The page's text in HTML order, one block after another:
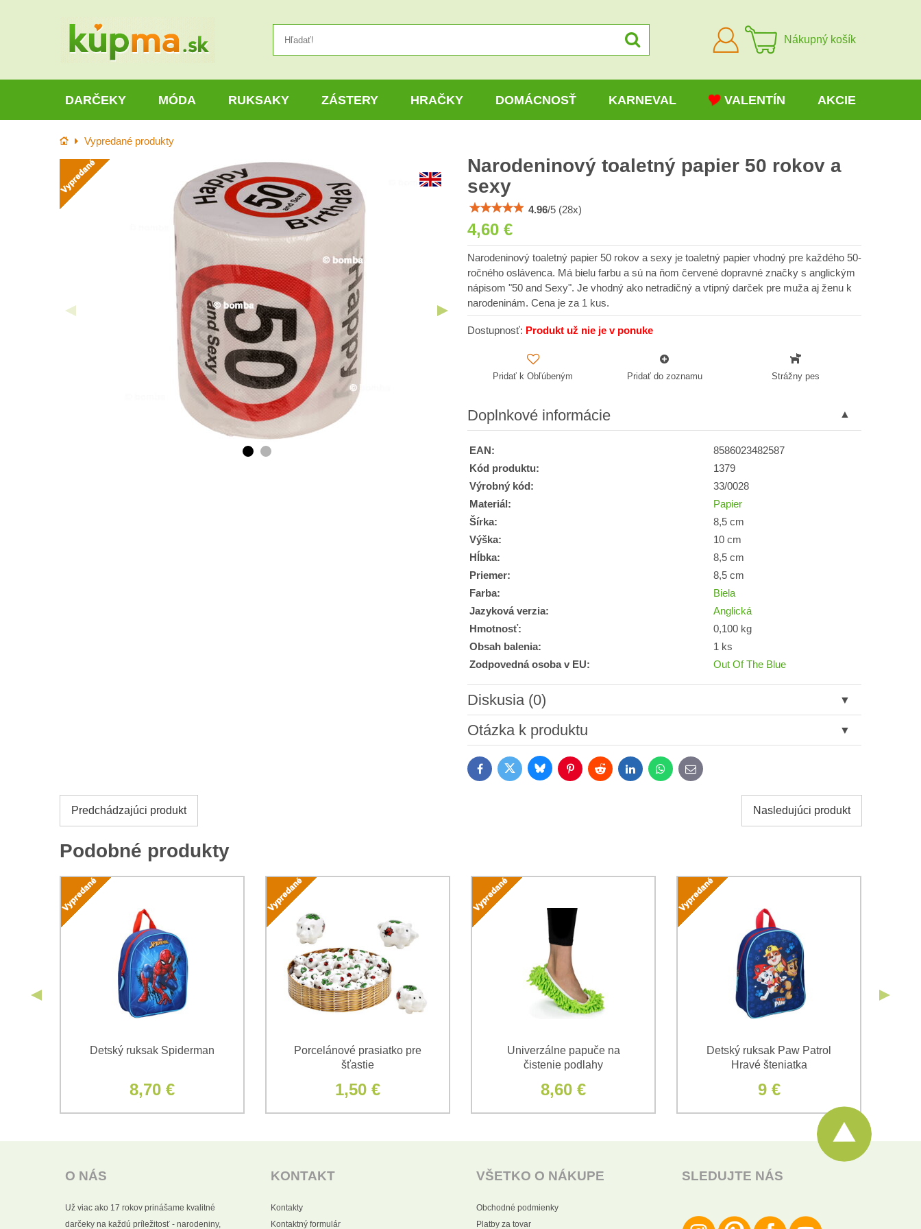
Prihlásiť
sa
Nákupný košík
DARČEKY MÓDA RUKSAKY ZÁSTERY HRAČKY DOMÁCNOSŤ KARNEVAL VALENTÍN AKCIE
Úvod Vypredané produkty
Narodeninový toaletný papier 50 rokov a
sexy
4.96/5 (28x)
4,60 €
Narodeninový toaletný papier 50 rokov a sexy je toaletný papier vhodný pre každého 50-
ročného oslávenca. Má bielu farbu a sú na ňom červené dopravné značky s anglickým
nápisom "50 and Sexy". Je vhodný ako netradičný a vtipný darček pre muža aj ženu k
narodeninám. Cena je za 1 kus.
Dostupnosť: Produkt už nie je v ponuke
Pridať k Obľúbeným Pridať do zoznamu Strážny pes
Doplnkové informácie
EAN:
8586023482587
Kód produktu:
1379
Výrobný kód:
33/0028
Materiál:
Papier
Šírka:
8,5 cm
Výška:
10 cm
Hĺbka:
8,5 cm
Priemer:
8,5 cm
Farba:
Biela
Jazyková verzia:
Anglická
Hmotnosť:
0,100 kg
Obsah balenia:
1 ks
Zodpovedná osoba v EU:
Out Of The Blue
Diskusia (0)
Nový komentár
Oboznámil som sa s podmienkamiOchrany osobných údajovspoločnosti Bomba s.r.o.
(Povinné)
Otázka k produktu
(Povinné)
FacebookTwitter BlueskyPinterestReddit LinkedInWhatsApp
E-
mail
Predchádzajúci produkt Nasledujúci produkt
Podobné produkty
Detský ruksak Spiderman
8,70 €
Porcelánové prasiatko pre
šťastie
1,50 €
Univerzálne papuče na
čistenie podlahy
8,60 €
Detský ruksak Paw Patrol
Hravé šteniatka
9 €
O NÁS
Už viac ako 17 rokov prinášame kvalitné
darčeky na každú príležitosť - narodeniny,
KONTAKT
Kontakty
Kontaktný formulár
VŠETKO O NÁKUPE
Obchodné podmienky
Platby za tovar
SLEDUJTE NÁS